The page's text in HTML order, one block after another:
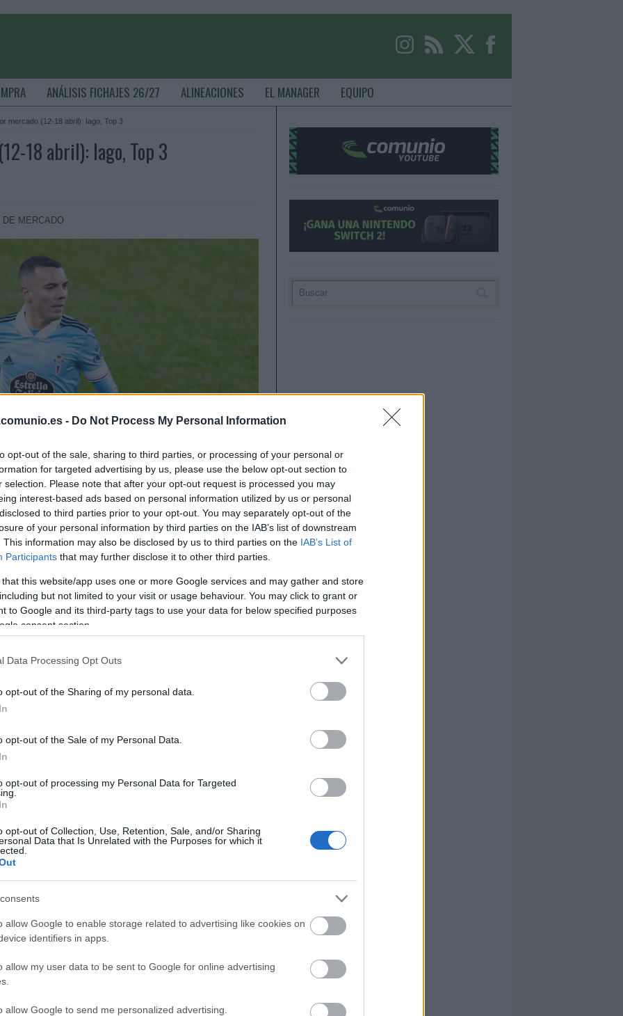
- Do Not Process My Personal Information
opt-out of the sale, sharing to third parties, or processing of your personal or
for targeted advertising by us, please use the below opt-out section to
selection. Please note that after your opt-out request is processed you may
interest-based ads based on personal information utilized by us or personal
to third parties prior to your opt-out. You may separately opt-out of the
of your personal information by third parties on the IAB’s list of downstream
This information may also be disclosed by us to third parties on the IAB’s List of
Participants that may further disclose it to other third parties.
that this website/app uses one or more Google services and may gather and store
but not limited to your visit or usage behaviour. You may click to grant or
to Google and its third-party tags to use your data for below specified purposes
consent section.
Data Processing Opt Outs
opt-out of the Sharing of my personal data.
opt-out of the Sale of my Personal Data.
opt-out of processing my Personal Data for Targeted
opt-out of Collection, Use, Retention, Sale, and/or Sharing
Data that Is Unrelated with the Purposes for which it
allow Google to enable storage related to advertising like cookies on
identifiers in apps.
allow my user data to be sent to Google for online advertising
allow Google to send me personalized advertising.
ANÁLISIS FICHAJES 26/27 ALINEACIONES EL MANAGER EQUIPO
mercado (12-18 abril): Iago, Top 3
18 abril): Iago, Top 3
DE MERCADO
total de 7 millones hasta situarse en los
ganadores de valor de mercado de la
Aspas como mayor subida. El de Moaña se
4.840.000, subida 7 días: +1.140.000)
rojilla en la jornada 30 ante el Villarreal con
sin serlo desde la jornada 27), el gol y los 9
pujas para hacerse con sus servicios en los
(1,1 millones).
18.880.000, subida 7 días: +1.290.000)
lleva 5 goles en los últimos 5 partidos. Además,
ha bajado de los 6 puntos en una jornada de la
en el segundo jugador con más puntos
con 18,8 millones. 1,2 de subida esta
7.600.000, subida 7 días:
tras superar una lesión y ha ido poco a poco
el Liverpool realizó un gran partido, siendo el
Las pujas para ficharle han aumentado esta
El único pero es que será baja en la jornada